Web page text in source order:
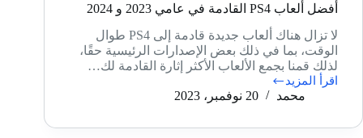
أفضل ألعاب PS4 القادمة في عامي 2023 و 2024
لا تزال هناك ألعاب جديدة قادمة إلى PS4 طوال
الوقت، بما في ذلك بعض الإصدارات الرئيسية حقًا،
لذلك قمنا بجمع الألعاب الأكثر إثارة القادمة لك…
اقرأ المزيد
أفضل
القادمة
محمد 20 نوفمبر، 2023